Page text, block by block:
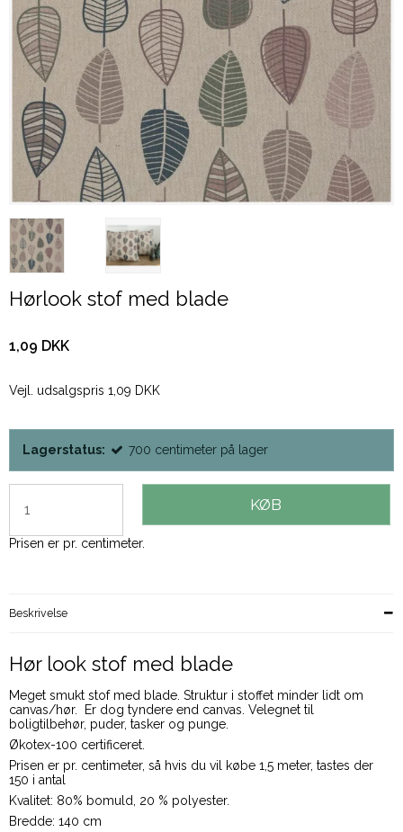
Hørlook stof med blade
1,09 DKK
Vejl. udsalgspris 1,09 DKK
Lagerstatus: 700 centimeter på lager
KØB
Prisen er pr. centimeter.
Beskrivelse
Hør look stof med blade
Meget smukt stof med blade. Struktur i stoffet minder lidt om
canvas/hør. Er dog tyndere end canvas. Velegnet til
boligtilbehør, puder, tasker og punge.
Økotex-100 certificeret.
Prisen er pr. centimeter, så hvis du vil købe 1,5 meter, tastes der
150 i antal
Kvalitet: 80% bomuld, 20 % polyester.
Bredde: 140 cm